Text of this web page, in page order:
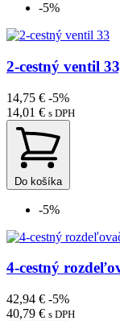
-5%
2-cestný ventil
14,75 € -5%
14,01 € s DPH
Do košíka
-5%
4-cestný
42,94 € -5%
40,79 € s DPH